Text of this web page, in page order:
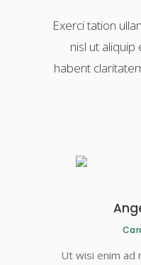
Exerci tation
nisl ut
habent
Ut wisi enim ad